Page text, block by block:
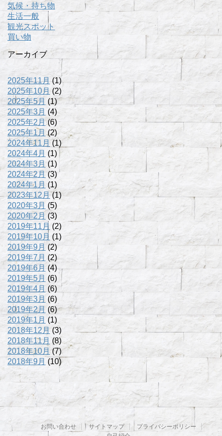
気候・持ち物
生活一般
観光スポット
買い物
アーカイブ
2025年11月 (1)
2025年10月 (2)
2025年5月 (1)
2025年3月 (4)
2025年2月(6)
2025年1月 (2)
2024年11月 (1)
2024年4月 (1)
2024年3月 (1)
2024年2月 (3)
2024年1月 (1)
2023年12月(1)
2020年3月 (5)
2020年2月 (3)
2019年11月 (2)
2019年10月 (1)
2019年9月 (2)
2019年7月 (2)
2019年6月 (4)
2019年5月 (6)
2019年4月 (6)
2019年3月 (6)
2019年2月 (6)
2019年1月 (1)
2018年12月(3)
2018年11月 (8)
2018年10月 (7)
2018年9月 (10)
お問い合わせ サイトマップ
プライバシーポリシー